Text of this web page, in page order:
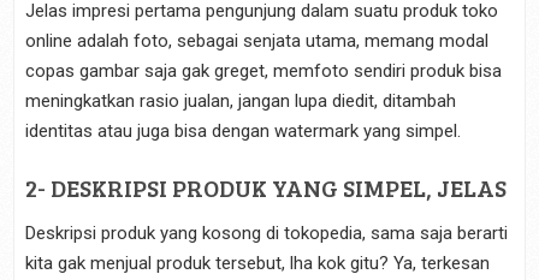
Jelas impresi pertama pengunjung dalam suatu produk toko
online adalah foto, sebagai senjata utama, memang modal
copas gambar saja gak greget, memfoto sendiri produk bisa
meningkatkan rasio jualan, jangan lupa diedit, ditambah
identitas atau juga bisa dengan watermark yang simpel.
2- DESKRIPSI PRODUK YANG SIMPEL, JELAS
Deskripsi produk yang kosong di tokopedia, sama saja berarti
kita gak menjual produk tersebut, lha kok gitu? Ya, terkesan